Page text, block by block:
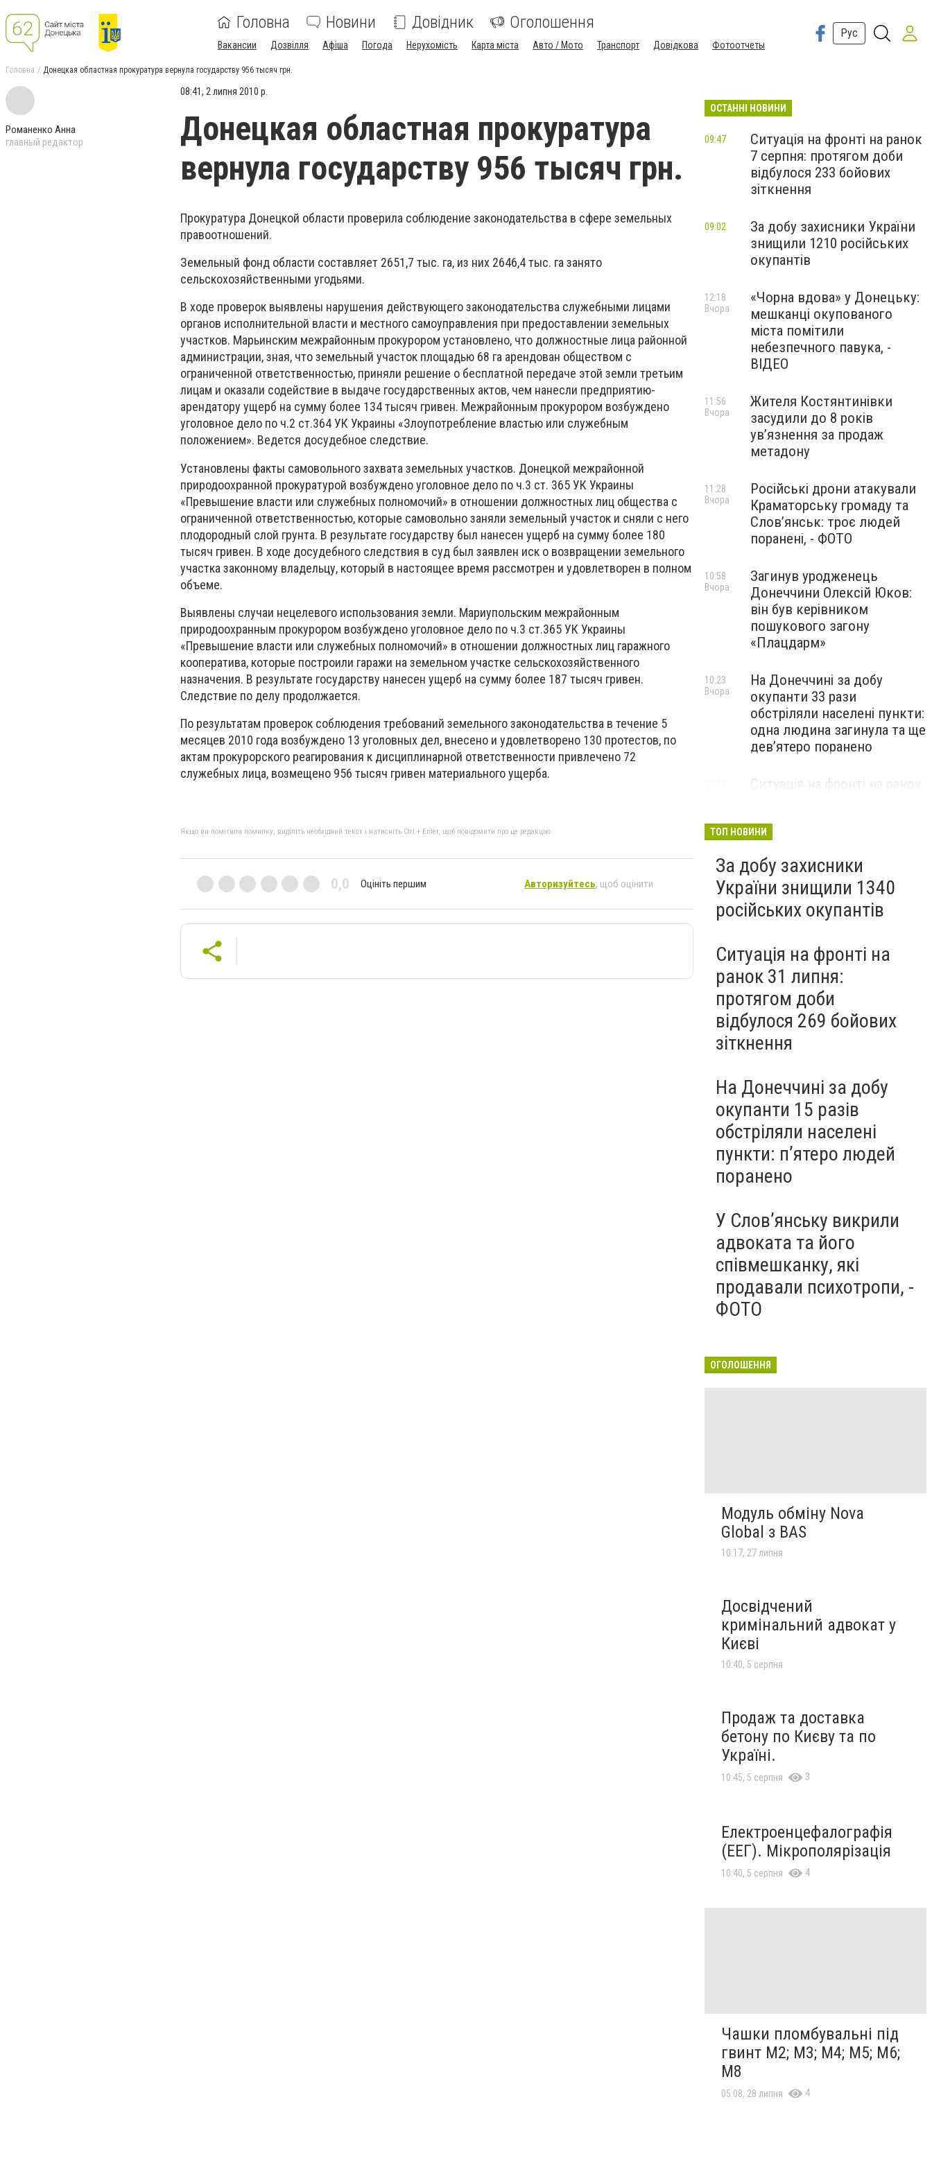
Головна Новини Довідник Оголошення
Вакансии Дозвілля Афіша Погода Нерухомість Карта міста Авто / Мото Транспорт Довідкова Фотоотчеты
Рус
Головна Донецкая областная прокуратура вернула государству 956 тысяч грн.
Романенко Анна
главный редактор
08:41, 2 липня 2010 р.
Донецкая областная прокуратура
вернула государству 956 тысяч грн.
Прокуратура Донецкой области проверила соблюдение законодательства в сфере земельных
правоотношений.
Земельный фонд области составляет 2651,7 тыс. га, из них 2646,4 тыс. га занято
сельскохозяйственными угодьями.
В ходе проверок выявлены нарушения действующего законодательства служебными лицами
органов исполнительной власти и местного самоуправления при предоставлении земельных
участков. Марьинским межрайонным прокурором установлено, что должностные лица районной
администрации, зная, что земельный участок площадью 68 га арендован обществом с
ограниченной ответственностью, приняли решение о бесплатной передаче этой земли третьим
лицам и оказали содействие в выдаче государственных актов, чем нанесли предприятию-
арендатору ущерб на сумму более 134 тысяч гривен. Межрайонным прокурором возбуждено
уголовное дело по ч.2 ст.364 УК Украины «Злоупотребление властью или служебным
положением». Ведется досудебное следствие.
Установлены факты самовольного захвата земельных участков. Донецкой межрайонной
природоохранной прокуратурой возбуждено уголовное дело по ч.3 ст. 365 УК Украины
«Превышение власти или служебных полномочий» в отношении должностных лиц общества с
ограниченной ответственностью, которые самовольно заняли земельный участок и сняли с него
плодородный слой грунта. В результате государству был нанесен ущерб на сумму более 180
тысяч гривен. В ходе досудебного следствия в суд был заявлен иск о возвращении земельного
участка законному владельцу, который в настоящее время рассмотрен и удовлетворен в полном
объеме.
Выявлены случаи нецелевого использования земли. Мариупольским межрайонным
природоохранным прокурором возбуждено уголовное дело по ч.3 ст.365 УК Украины
«Превышение власти или служебных полномочий» в отношении должностных лиц гаражного
кооператива, которые построили гаражи на земельном участке сельскохозяйственного
назначения. В результате государству нанесен ущерб на сумму более 187 тысяч гривен.
Следствие по делу продолжается.
По результатам проверок соблюдения требований земельного законодательства в течение 5
месяцев 2010 года возбуждено 13 уголовных дел, внесено и удовлетворено 130 протестов, по
актам прокурорского реагирования к дисциплинарной ответственности привлечено 72
служебных лица, возмещено 956 тысяч гривен материального ущерба.
Якщо ви помітили помилку, виділіть необхідний текст і натисніть Ctrl + Enter, щоб повідомити про це редакцію
0,0 Оцініть першим Авторизуйтесь, щоб оцінити
ОСТАННІ НОВИНИ
Ситуація на фронті на ранок
7 серпня: протягом доби
відбулося 233 бойових
зіткнення
09:47
За добу захисники України
знищили 1210 російських
окупантів
09:02
«Чорна вдова» у Донецьку:
мешканці окупованого
міста помітили
небезпечного павука, -
ВІДЕО
12:18
Вчора
Жителя Костянтинівки
засудили до 8 років
ув’язнення за продаж
метадону
11:56
Вчора
Російські дрони атакували
Краматорську громаду та
Слов’янськ: троє людей
поранені, - ФОТО
11:28
Вчора
Загинув уродженець
Донеччини Олексій Юков:
він був керівником
пошукового загону
«Плацдарм»
10:58
Вчора
На Донеччині за добу
окупанти 33 рази
обстріляли населені пункти:
одна людина загинула та ще
девʼятеро поранено
10:23
Вчора
Ситуація на фронті на ранок
зіткнення
ТОП НОВИНИ
За добу захисники
України знищили 1340
російських окупантів
Ситуація на фронті на
ранок 31 липня:
протягом доби
відбулося 269 бойових
зіткнення
На Донеччині за добу
окупанти 15 разів
обстріляли населені
пункти: пʼятеро людей
поранено
У Слов’янську викрили
адвоката та його
співмешканку, які
продавали психотропи, -
ФОТО
ОГОЛОШЕННЯ
Модуль обміну Nova
Global з BAS
10:17, 27 липня
Досвідчений
кримінальний адвокат у
Києві
10:40, 5 серпня
Продаж та доставка
бетону по Києву та по
Україні.
10:45, 5 серпня 3
Електроенцефалографія
(ЕЕГ). Мікрополярізація
10:40, 5 серпня 4
Чашки пломбувальні під
гвинт М2; М3; М4; М5; М6;
М8
05:08, 28 липня 4